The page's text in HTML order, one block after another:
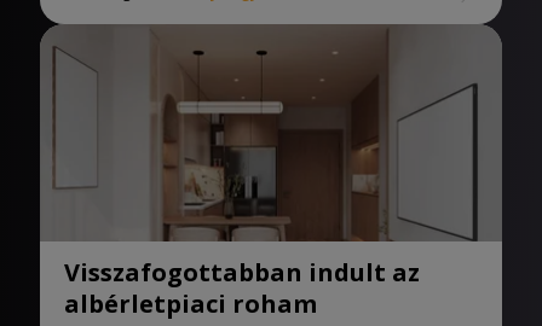
Visszafogottabban indult az
albérletpiaci roham